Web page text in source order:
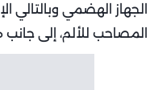
الجهاز الهضمي وبالتالي
المصاحب للألم، إلى